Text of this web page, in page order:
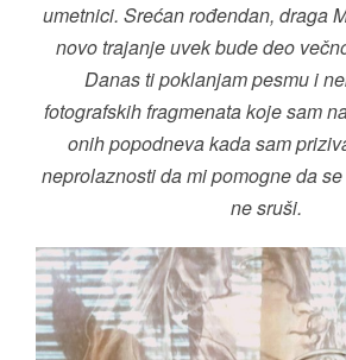
umetnici. Srećan rođendan, draga
novo trajanje uvek bude deo
Danas ti poklanjam pesmu i
fotografskih fragmenata koje sam
onih popodneva kada sam
neprolaznosti da mi pomogne da
ne sruši.